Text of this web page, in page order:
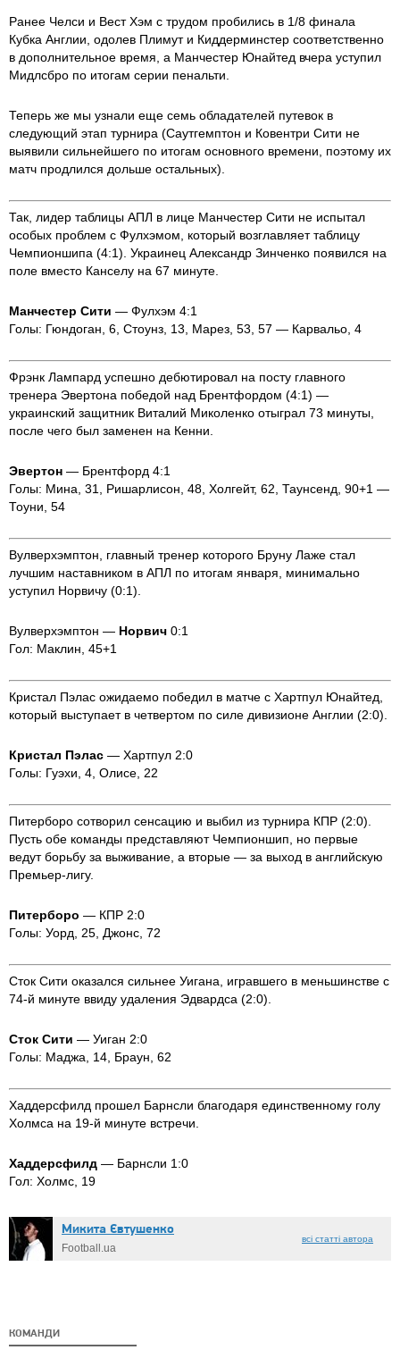
Ранее Челси и Вест Хэм с трудом пробились в 1/8 финала
Кубка Англии, одолев Плимут и Киддерминстер соответственно
в дополнительное время, а Манчестер Юнайтед вчера уступил
Мидлсбро по итогам серии пенальти.
Теперь же мы узнали еще семь обладателей путевок в
следующий этап турнира (Саутгемптон и Ковентри Сити не
выявили сильнейшего по итогам основного времени, поэтому их
матч продлился дольше остальных).
Так, лидер таблицы АПЛ в лице Манчестер Сити не испытал
особых проблем с Фулхэмом, который возглавляет таблицу
Чемпионшипа (4:1). Украинец Александр Зинченко появился на
поле вместо Канселу на 67 минуте.
Манчестер Сити — Фулхэм 4:1
Голы: Гюндоган, 6, Стоунз, 13, Марез, 53, 57 — Карвальо, 4
Фрэнк Лампард успешно дебютировал на посту главного
тренера Эвертона победой над Брентфордом (4:1) —
украинский защитник Виталий Миколенко отыграл 73 минуты,
после чего был заменен на Кенни.
Эвертон — Брентфорд 4:1
Голы: Мина, 31, Ришарлисон, 48, Холгейт, 62, Таунсенд, 90+1 —
Тоуни, 54
Вулверхэмптон, главный тренер которого Бруну Лаже стал
лучшим наставником в АПЛ по итогам января, минимально
уступил Норвичу (0:1).
Вулверхэмптон — Норвич 0:1
Гол: Маклин, 45+1
Кристал Пэлас ожидаемо победил в матче с Хартпул Юнайтед,
который выступает в четвертом по силе дивизионе Англии (2:0).
Кристал Пэлас — Хартпул 2:0
Голы: Гуэхи, 4, Олисе, 22
Питерборо сотворил сенсацию и выбил из турнира КПР (2:0).
Пусть обе команды представляют Чемпионшип, но первые
ведут борьбу за выживание, а вторые — за выход в английскую
Премьер-лигу.
Питерборо — КПР 2:0
Голы: Уорд, 25, Джонс, 72
Сток Сити оказался сильнее Уигана, игравшего в меньшинстве с
74-й минуте ввиду удаления Эдвардса (2:0).
Сток Сити — Уиган 2:0
Голы: Маджа, 14, Браун, 62
Хаддерсфилд прошел Барнсли благодаря единственному голу
Холмса на 19-й минуте встречи.
Хаддерсфилд — Барнсли 1:0
Гол: Холмс, 19
Микита Євтушенко
Football.ua
всі статті автора
КОМАНДИ